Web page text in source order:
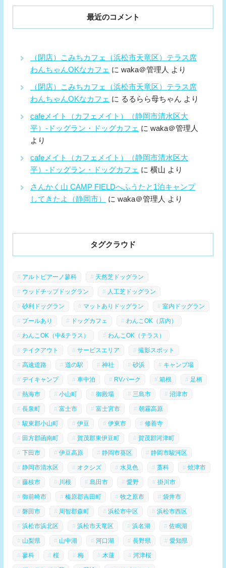
最近のコメント
（閉店）こみちカフェ（浜松市天竜区）テラス席
わんちゃんOKなカフェ に waka＠管理人 より
（閉店）こみちカフェ（浜松市天竜区）テラス席
わんちゃんOKなカフェ に るるらら母ちゃん より
cafeメイト（カフェメイト）（静岡市清水区大
平）-ドッグラン・ドッグカフェ に waka＠管理人
より
cafeメイト（カフェメイト）（静岡市清水区大
平）-ドッグラン・ドッグカフェ に 横山 より
さんかく山 CAMP FIELDへふうたと1泊キャンプ
してきたよ（静岡市）
に waka＠管理人 より
タグクラウド
アルトピアーノ蓼科 天然芝ドッグラン
ウッドチップドッグラン 人工芝ドッグラン
砂利ドッグラン マットありドッグラン 室内ドッグラン
プールあり ドッグカフェ わんこOK（店内）
わんこOK（中&テラス） わんこOK（テラス）
テイクアウト サービスエリア 撮影スポット
高速道路 道の駅 神社 砂浜 キャンプ場
デイキャンプ 車中泊 RVパーク 箱根 足柄
熱海市 小山町 御殿場 三島市 沼津市
長泉町 富士市 富士宮市 朝霧高原
駿東郡小山町 伊豆 伊東市 修善寺
田方郡函南町 賀茂郡東伊豆町 賀茂郡河津町
下田市 伊豆高原 静岡市葵区 静岡市駿河区
静岡市清水区 オクシズ 水見色 藁科 焼津市
藤枝市 川根 島田市 愛野 掛川市
御前崎市 榛原郡吉田町 牧之原市 袋井市
磐田市 周智郡森町 浜松市中区 浜松市西区
浜松市浜北区 浜松市天竜区 浜名湖 佐鳴湖
山梨県 山中湖 河口湖 長野県 愛知県
蓼科 桜 梅 木蓮 河津桜